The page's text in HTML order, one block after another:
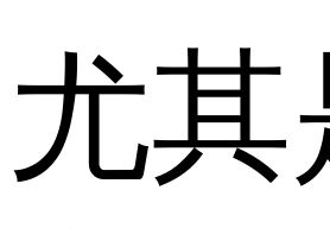
尤其